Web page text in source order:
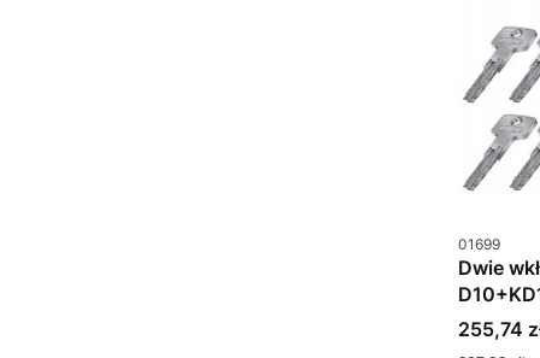
Kod produktu
01699
Dwie
Cena
255,74